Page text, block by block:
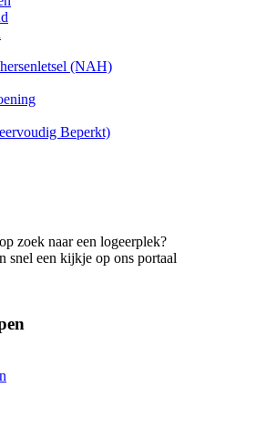
(NAH)
Beperkt)
zoek naar een logeerplek?
snel een kijkje op ons portaal